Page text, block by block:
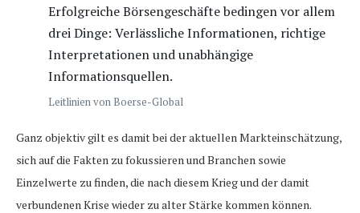
Erfolgreiche Börsengeschäfte bedingen vor allem
drei Dinge: Verlässliche Informationen, richtige
Interpretationen und unabhängige
Informationsquellen.
Leitlinien von Boerse-Global
Ganz objektiv gilt es damit bei der aktuellen Markteinschätzung,
sich auf die Fakten zu fokussieren und Branchen sowie
Einzelwerte zu finden, die nach diesem Krieg und der damit
verbundenen Krise wieder zu alter Stärke kommen können.